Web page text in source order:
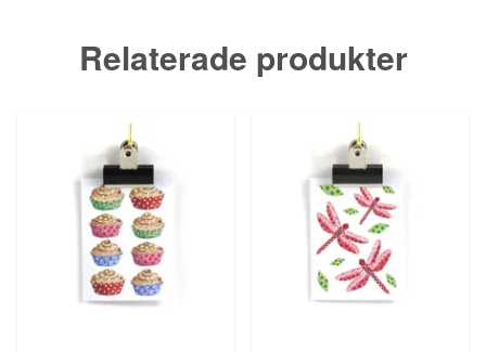
Relaterade produkter